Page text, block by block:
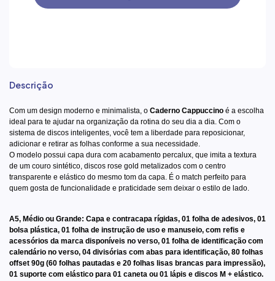
Descrição
Com um design moderno e minimalista, o Caderno Cappuccino é a escolha
ideal para te ajudar na organização da rotina do seu dia a dia. Com o
sistema de discos inteligentes, você tem a liberdade para reposicionar,
adicionar e retirar as folhas conforme a sua necessidade.
O modelo possui capa dura com acabamento percalux, que imita a textura
de um couro sintético, discos rose gold metalizados com o centro
transparente e elástico do mesmo tom da capa. É o match perfeito para
quem gosta de funcionalidade e praticidade sem deixar o estilo de lado.
A5, Médio ou Grande: Capa e contracapa rígidas, 01 folha de adesivos, 01
bolsa plástica, 01 folha de instrução de uso e manuseio, com refis e
acessórios da marca disponíveis no verso, 01 folha de identificação com
calendário no verso, 04 divisórias com abas para identificação, 80 folhas
offset 90g (60 folhas pautadas e 20 folhas lisas brancas para impressão),
01 suporte com elástico para 01 caneta ou 01 lápis e discos M + elástico.